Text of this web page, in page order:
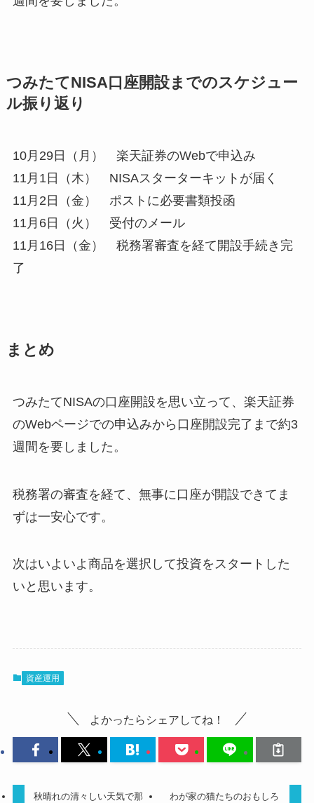
つみたてNISA口座開設までのスケジュー
ル振り返り
10月29日（月） 楽天証券のWebで申込み
11月1日（木） NISAスターターキットが届く
11月2日（金） ポストに必要書類投函
11月6日（火） 受付のメール
11月16日（金） 税務署審査を経て開設手続き完
了
まとめ
つみたてNISAの口座開設を思い立って、楽天証券
のWebページでの申込みから口座開設完了まで約3
週間を要しました。
税務署の審査を経て、無事に口座が開設できてま
ずは一安心です。
次はいよいよ商品を選択して投資をスタートした
いと思います。
資産運用
よかったらシェアしてね！
秋晴れの清々しい天気で那
わが家の猫たちのおもしろ